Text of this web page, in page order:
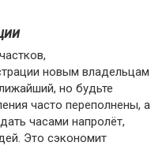
новым владельцам
но будьте
часто переполнены, а
часами напролёт,
Это сэкономит